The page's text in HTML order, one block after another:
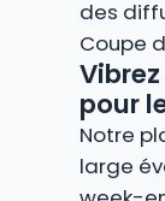
des
Coupe
pour
Notre
large